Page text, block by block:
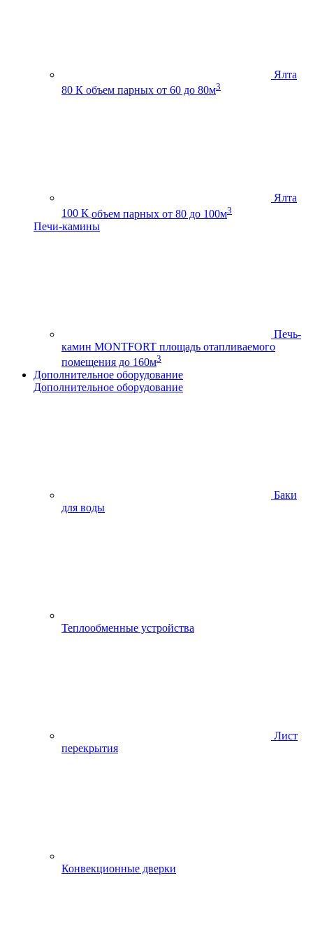
Ялта
80 К объем парных от 60 до 80м3
Ялта
100 К объем парных от 80 до 100м3
Печи-камины
Печь-
камин MONTFORT площадь отапливаемого
помещения до 160м3
Дополнительное оборудование
Дополнительное оборудование
Баки
для воды
Теплообменные устройства
Лист
перекрытия
Конвекционные дверки